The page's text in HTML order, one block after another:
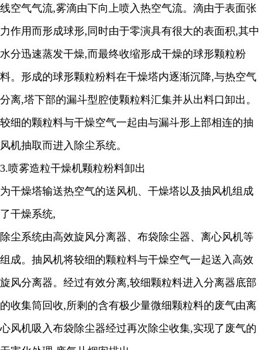
线空气气流,雾滴由下向上喷入热空气流。滴由于表面张
力作用而形成球形, 同时由于零演具有很大的表面积,其中
水分迅速蒸发干燥,而最终收缩形成干燥的球形颗粒粉
料。形成的球形颗粒粉料在干燥塔内逐渐沉降,与热空气
分离,塔下部的漏斗型腔使颗粒料汇集并从出料口卸出。
较细的颗粒料与干燥空气一起由与漏斗形上部相连的抽
风机抽取而进入除尘系统。
3.喷雾造粒干燥机颗粒粉料卸出
为干燥塔输送热空气的送风机、干燥塔以及抽风机组成
了干燥系统,
除尘系统由高效旋风分离器、布袋除尘器、离心风机等
组成。抽风机将较细的颗粒料与干燥空气一起送入高效
旋风分离器。经过有效分离,较细颗粒料进入分离器底部
的收集筒回收,所剩的含有极少量微细颗粒料的废气由离
心风机吸入布袋除尘器经过再次除尘收集,实现了废气的